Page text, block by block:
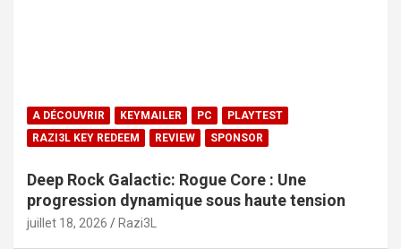
A DÉCOUVRIR KEYMAILER PC
PLAYTEST
RAZI3L KEY REDEEM
REVIEW SPONSOR
Deep Rock Galactic: Rogue Core : Une
progression dynamique sous haute tension
juillet 18, 2026 Razi3L